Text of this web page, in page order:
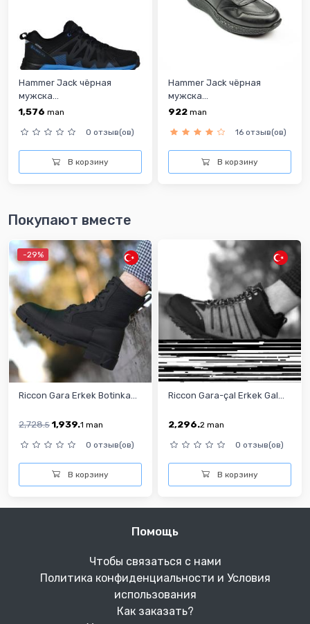
Hammer Jack чёрная
мужска...
1,576 man
0 отзыв(ов)
В корзину
Hammer Jack чёрная
мужска...
922 man
16 отзыв(ов)
В корзину
Покупают вместе
-29%
Riccon Gara Erkek Botinka...
2,728.5 1,939.1 man
0 отзыв(ов)
В корзину
Riccon Gara-çal Erkek Gal...
2,296.2 man
0 отзыв(ов)
В корзину
Помощь
Чтобы связаться с нами
Политика конфиденциальности и Условия
использования
Как заказать?